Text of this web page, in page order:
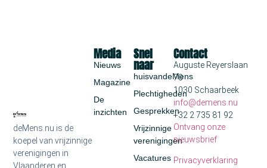
deMens.nu is de
koepel van vrijzinnige
verenigingen in
Vlaanderen en
Snel
naar
huisvandeMens
Plechtigheden
Gesprekken
Vrijzinnige
verenigingen
Vacatures
Media
Nieuws
Magazine
De
inzichten
Contact
Auguste Reyerslaan
70
1030 Schaarbeek
info@demens.nu
+32 2 735 81 92
Ontvang onze
nieuwsbrief
Privacyverklaring